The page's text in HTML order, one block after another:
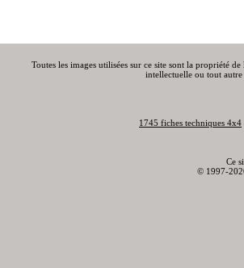
Toutes les images utilisées sur ce site sont la propriété
intellectuelle ou tout
1745 fiches techniques 4x4
Ce
© 1997-